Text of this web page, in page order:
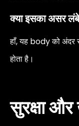
क्या इसका असर
हाँ, यह body को
होता है।
सुरक्षा और